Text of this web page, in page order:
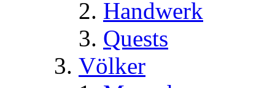
Handwerk
Quests
Völker